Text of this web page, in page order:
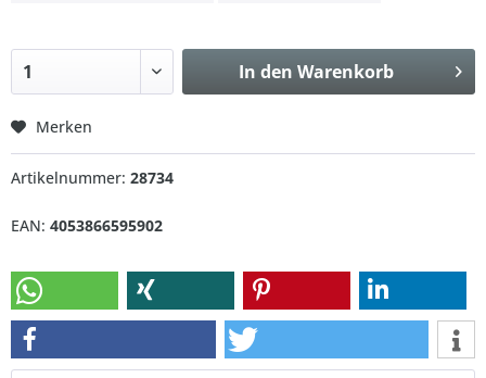
In den Warenkorb
Merken
Artikelnummer: 28734
EAN: 4053866595902